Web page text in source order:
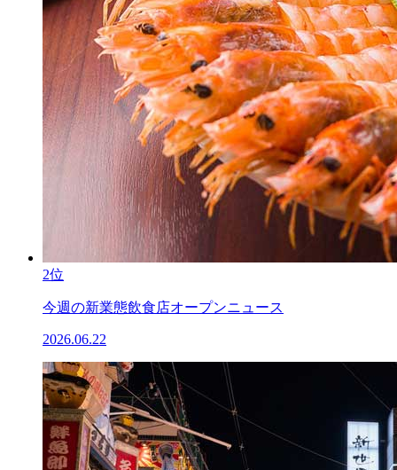
2位
今週の新業態飲食店オープンニュース
2026.06.22